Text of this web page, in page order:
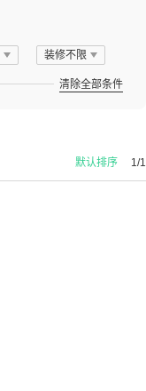
装修不限
清除全部条件
1/1
默认排序